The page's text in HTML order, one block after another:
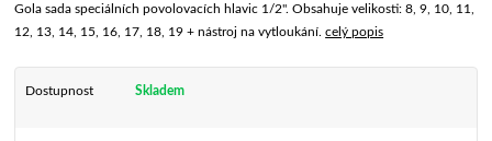
Gola sada speciálních povolovacích hlavic 1/2". Obsahuje velikosti: 8, 9, 10, 11,
12, 13, 14, 15, 16, 17, 18, 19 + nástroj na vytloukání.celý popis
Dostupnost Skladem